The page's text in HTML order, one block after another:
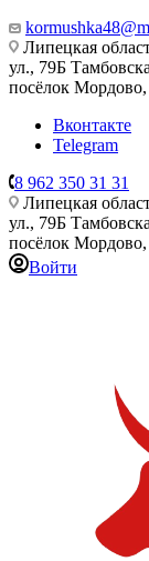
Липецкая
ул., 79Б
посёлок
Вконтакте
Telegram
8 962 350 31 31
Липецкая
ул., 79Б
посёлок
Войти